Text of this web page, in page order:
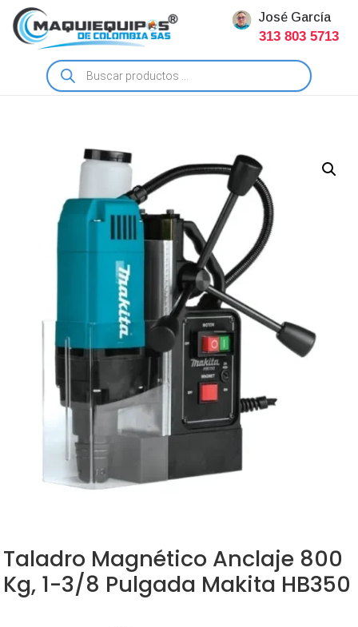
José García
313 803 5713
Búsqueda
de
productos
Taladro Magnético Anclaje 800
Kg, 1-3/8 Pulgada Makita HB350